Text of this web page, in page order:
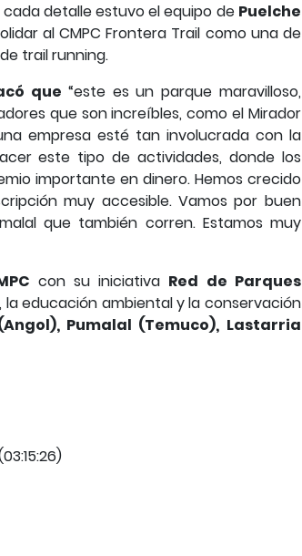
detalle estuvo el equipo de Puelche
al CMPC Frontera Trail como una de
trail running.
que “este es un parque maravilloso,
que son increíbles, como el Mirador
empresa esté tan involucrada con la
este tipo de actividades, donde los
importante en dinero. Hemos crecido
muy accesible. Vamos por buen
que también corren. Estamos muy
con su iniciativa Red de Parques
educación ambiental y la conservación
Pumalal (Temuco), Lastarria